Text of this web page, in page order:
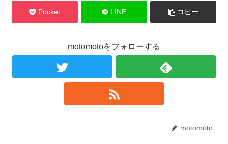
Pocket LINE コピー
motomotoをフォローする
motomoto